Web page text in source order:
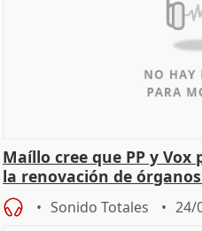
Maíllo cree que PP y
la renovación de
Sonido Totales 24/